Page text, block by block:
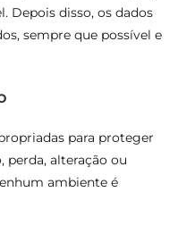
Depois disso, os dados
sempre que possível e
para proteger
perda, alteração ou
ambiente é